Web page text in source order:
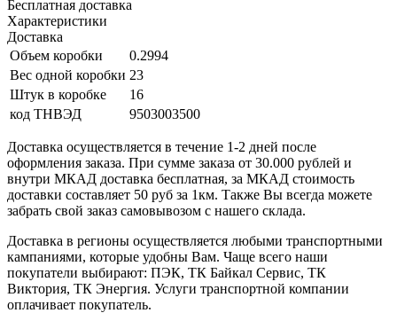
Бесплатная доставка
Характеристики
Доставка
Объем коробки
0.2994
Вес одной коробки 23
Штук в коробке
16
код ТНВЭД
9503003500
Доставка осуществляется в течение 1-2 дней после
оформления заказа. При сумме заказа от 30.000 рублей и
внутри МКАД доставка бесплатная, за МКАД стоимость
доставки составляет 50 руб за 1км. Также Вы всегда можете
забрать свой заказ самовывозом с нашего склада.
Доставка в регионы осуществляется любыми транспортными
кампаниями, которые удобны Вам. Чаще всего наши
покупатели выбирают: ПЭК, ТК Байкал Сервис, ТК
Виктория, ТК Энергия. Услуги транспортной компании
оплачивает покупатель.